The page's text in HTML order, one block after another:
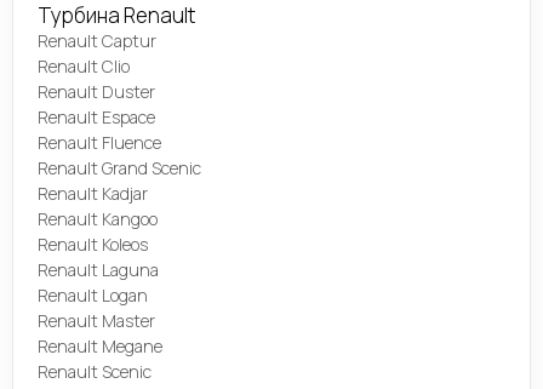
Турбина Renault
Renault Captur
Renault Clio
Renault Duster
Renault Espace
Renault Fluence
Renault Grand Scenic
Renault Kadjar
Renault Kangoo
Renault Koleos
Renault Laguna
Renault Logan
Renault Master
Renault Megane
Renault Scenic